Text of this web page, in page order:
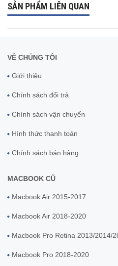
SẢN PHẨM LIÊN QUAN
VỀ CHÚNG TÔI
Giới thiệu
Chính sách đổi trả
Chính sách vận chuyển
Hình thức thanh toán
Chính sách bán hàng
MACBOOK CŨ
Macbook Air 2015-2017
Macbook Air 2018-2020
Macbook Pro Retina 2013/2014/
Macbook Pro 2018-2020